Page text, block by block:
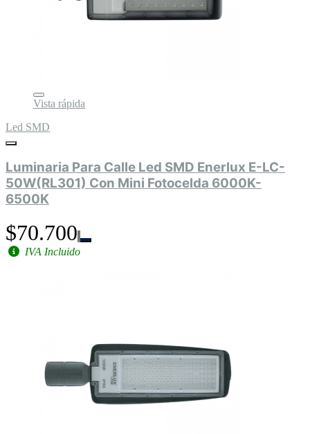
Vista rápida
Led SMD
Luminaria Para Calle Led SMD Enerlux E-LC-
50W(RL301) Con Mini Fotocelda 6000K-
6500K
$70.700
IVA Incluido